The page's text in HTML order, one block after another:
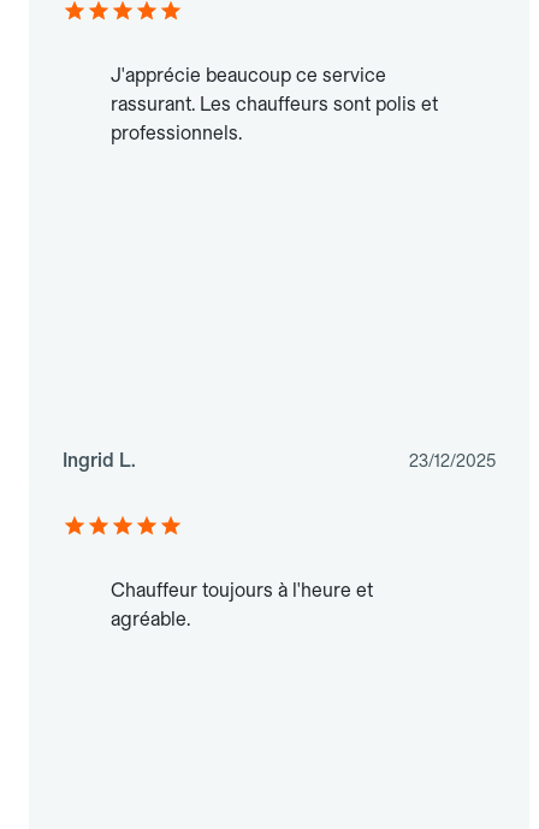
J'apprécie beaucoup ce service
rassurant. Les chauffeurs sont polis et
professionnels.
Ingrid L. 23/12/2025
Chauffeur toujours à l'heure et
agréable.